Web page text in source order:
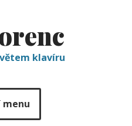
klavíru
menu